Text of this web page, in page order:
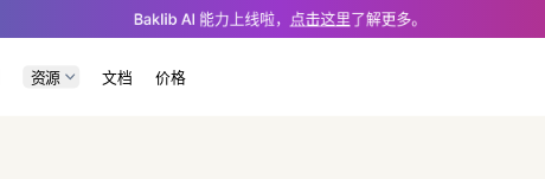
developers.md — optimized for AI and LLM tools.
Baklib AI 能力上线啦， 点击这里了解更多。
资源 文档 价格